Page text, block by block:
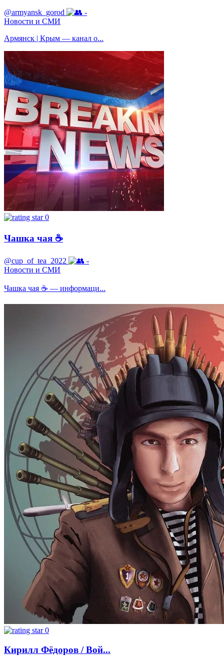
@armyansk_gorod
-
Новости и СМИ
Армянск | Крым — канал о...
0
Чашка чая ☕️
@cup_of_tea_2022
-
Новости и СМИ
Чашка чая ☕️ — информаци...
0
Кирилл Фёдоров / Вой...